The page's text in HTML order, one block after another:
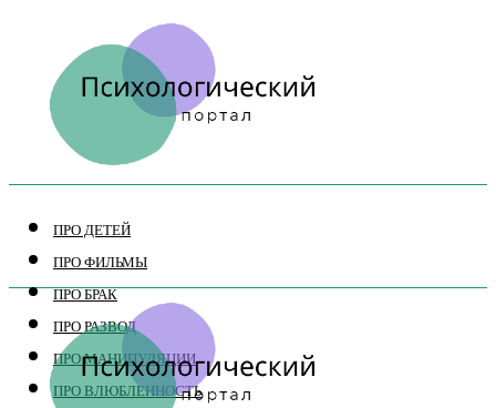
ПРО ДЕТЕЙ
ПРО ФИЛЬМЫ
ПРО БРАК
ПРО РАЗВОД
ПРО МАНИПУЛЯЦИИ
ПРО ВЛЮБЛЕННОСТЬ